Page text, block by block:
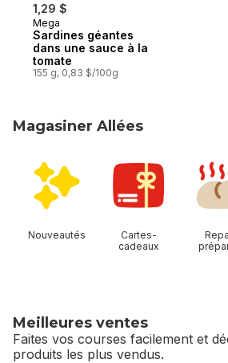
1,29 $
Mega
Sardines géantes
dans une sauce à la
tomate
155 g, 0,83 $/100g
Magasiner Allées
Nouveautés
Cartes-
cadeaux
Meilleures ventes
Faites vos courses facilement et
produits les plus vendus.